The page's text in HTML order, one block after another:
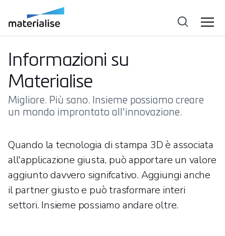
Informazioni su
Materialise
Migliore. Più sano. Insieme possiamo creare
un mondo improntato all'innovazione.
Quando la tecnologia di stampa 3D è associata
all'applicazione giusta, può apportare un valore
aggiunto davvero signifcativo. Aggiungi anche
il partner giusto e può trasformare interi
settori. Insieme possiamo andare oltre.